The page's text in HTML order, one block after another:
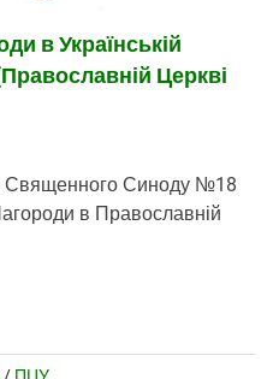
в Українській
Церкві
Священного Синоду №18
в Православній